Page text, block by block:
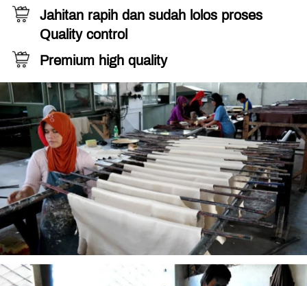
Jahitan rapih dan sudah lolos proses
Quality control
Premium high quality